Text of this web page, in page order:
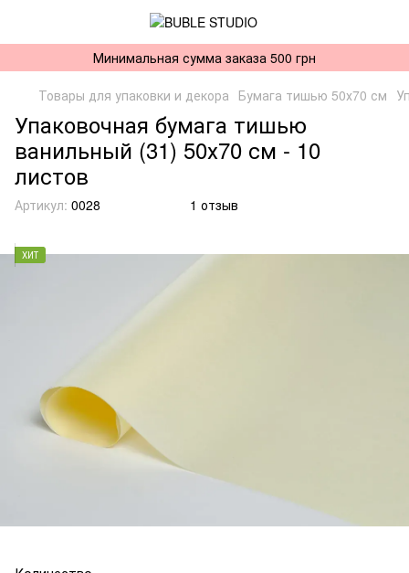
Минимальная сумма заказа 500 грн
Товары для упаковки и декора Бумага тишью 50х70 см
Упаковочная бумага тишью
ванильный (31) 50х70 см - 10
листов
Артикул: 0028 1 отзыв
ХИТ